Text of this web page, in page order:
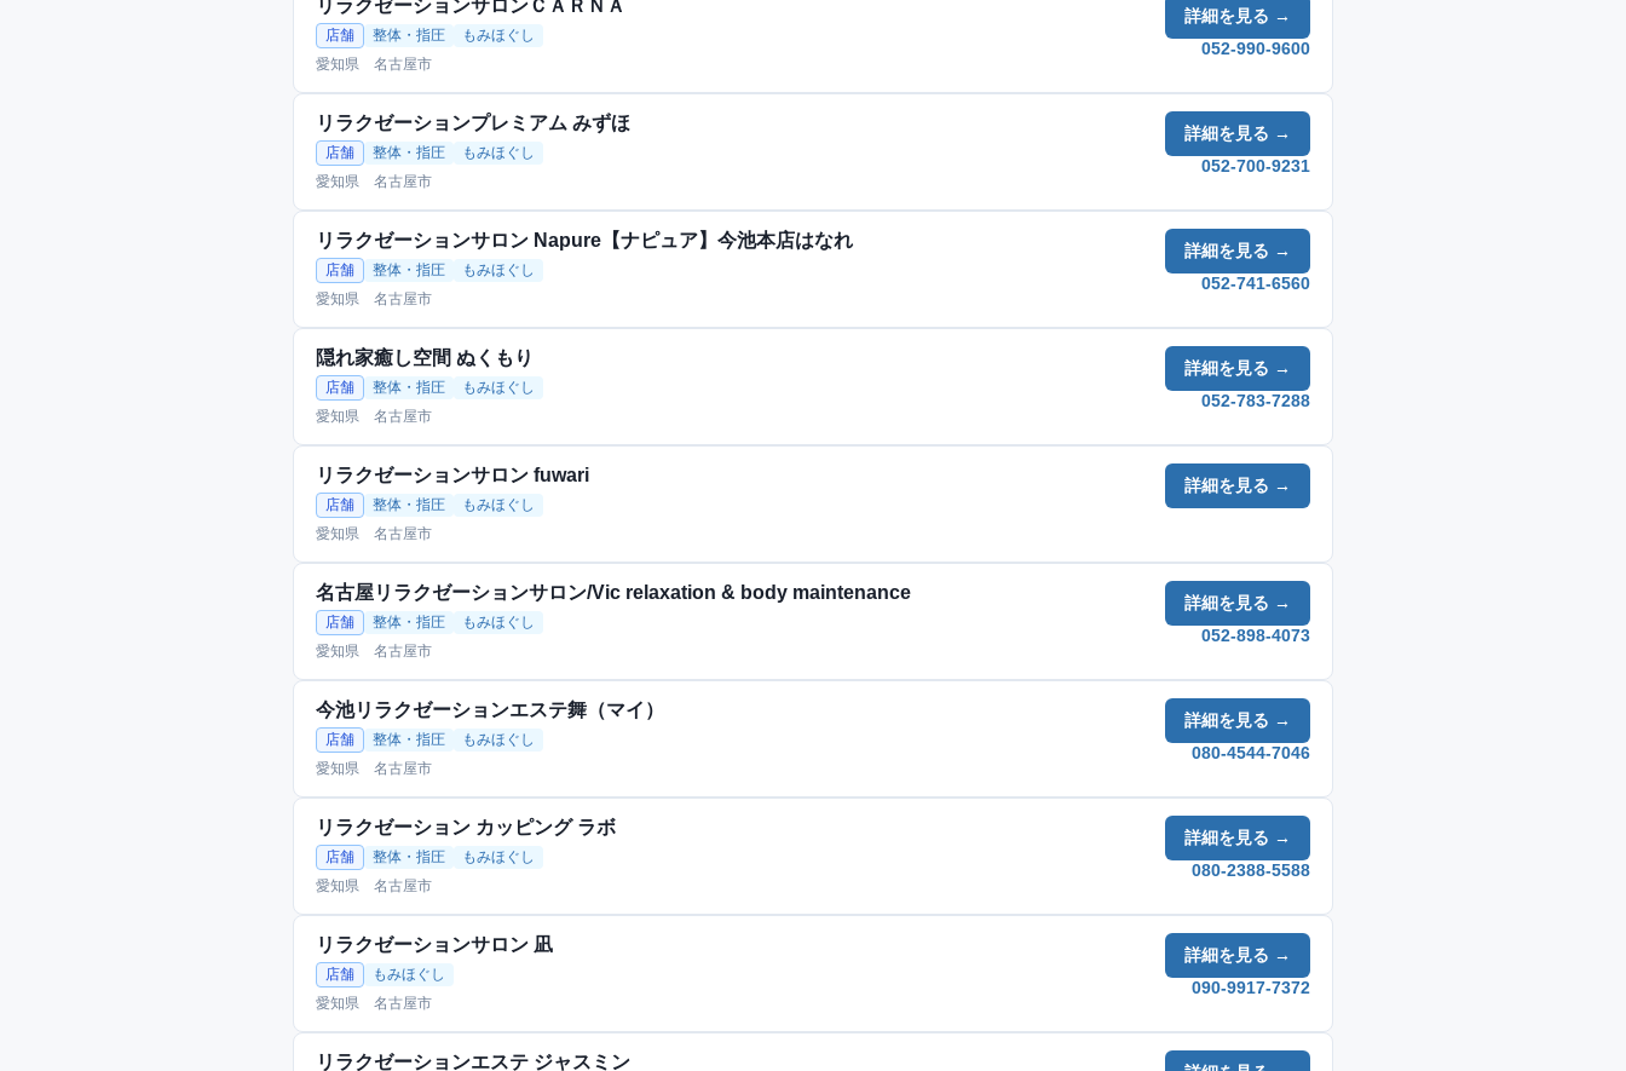
リラクゼーションサロンＣＡＲＮＡ
店舗 整体・指圧 もみほぐし
愛知県 名古屋市
詳細を見る →
052-990-9600
リラクゼーションプレミアム みずほ
店舗 整体・指圧 もみほぐし
愛知県 名古屋市
詳細を見る →
052-700-9231
リラクゼーションサロン Napure【ナピュア】今池本店はなれ
店舗 整体・指圧 もみほぐし
愛知県 名古屋市
詳細を見る →
052-741-6560
隠れ家癒し空間 ぬくもり
店舗 整体・指圧 もみほぐし
愛知県 名古屋市
詳細を見る →
052-783-7288
リラクゼーションサロン fuwari
店舗 整体・指圧 もみほぐし
愛知県 名古屋市
詳細を見る →
名古屋リラクゼーションサロン/Vic relaxation & body maintenance
店舗 整体・指圧 もみほぐし
愛知県 名古屋市
詳細を見る →
052-898-4073
今池リラクゼーションエステ舞（マイ）
店舗 整体・指圧 もみほぐし
愛知県 名古屋市
詳細を見る →
080-4544-7046
リラクゼーション カッピング ラボ
店舗 整体・指圧 もみほぐし
愛知県 名古屋市
詳細を見る →
080-2388-5588
リラクゼーションサロン 凪
店舗 もみほぐし
愛知県 名古屋市
詳細を見る →
090-9917-7372
リラクゼーションエステ ジャスミン